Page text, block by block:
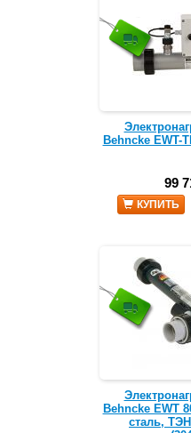
Behncke EWT-
99
КУПИТЬ
Behncke EWT
сталь,